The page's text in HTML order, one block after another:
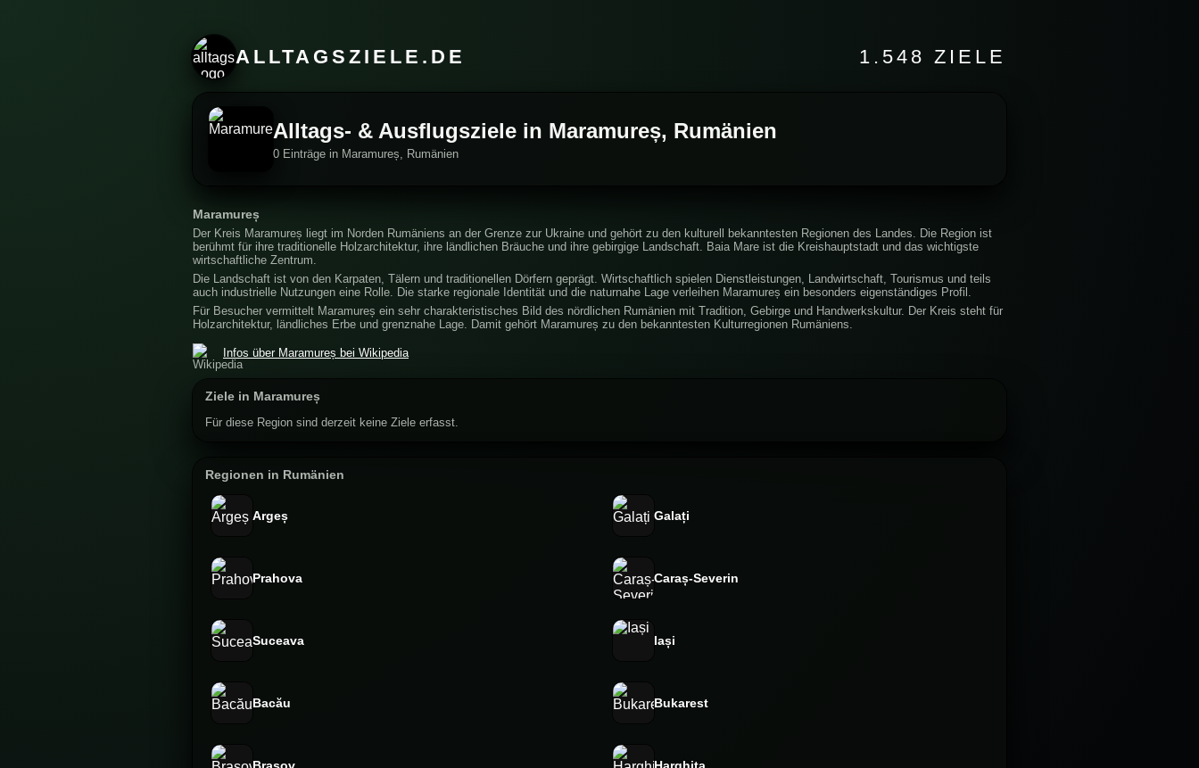
ALLTAGSZIELE.DE 1.548 ZIELE
Alltags- & Ausflugsziele in Maramureș, Rumänien
0 Einträge in Maramureș, Rumänien
Maramureș
Der Kreis Maramureș liegt im Norden Rumäniens an der Grenze zur Ukraine und gehört zu den kulturell bekanntesten Regionen des Landes. Die Region ist
berühmt für ihre traditionelle Holzarchitektur, ihre ländlichen Bräuche und ihre gebirgige Landschaft. Baia Mare ist die Kreishauptstadt und das wichtigste
wirtschaftliche Zentrum.
Die Landschaft ist von den Karpaten, Tälern und traditionellen Dörfern geprägt. Wirtschaftlich spielen Dienstleistungen, Landwirtschaft, Tourismus und teils
auch industrielle Nutzungen eine Rolle. Die starke regionale Identität und die naturnahe Lage verleihen Maramureș ein besonders eigenständiges Profil.
Für Besucher vermittelt Maramureș ein sehr charakteristisches Bild des nördlichen Rumänien mit Tradition, Gebirge und Handwerkskultur. Der Kreis steht für
Holzarchitektur, ländliches Erbe und grenznahe Lage. Damit gehört Maramureș zu den bekanntesten Kulturregionen Rumäniens.
Infos über Maramureș bei Wikipedia
Ziele in Maramureș
Für diese Region sind derzeit keine Ziele erfasst.
Regionen in Rumänien
Argeș Galați
Prahova Caraș-Severin
Suceava Iași
Bacău Bukarest
Brașov Harghita